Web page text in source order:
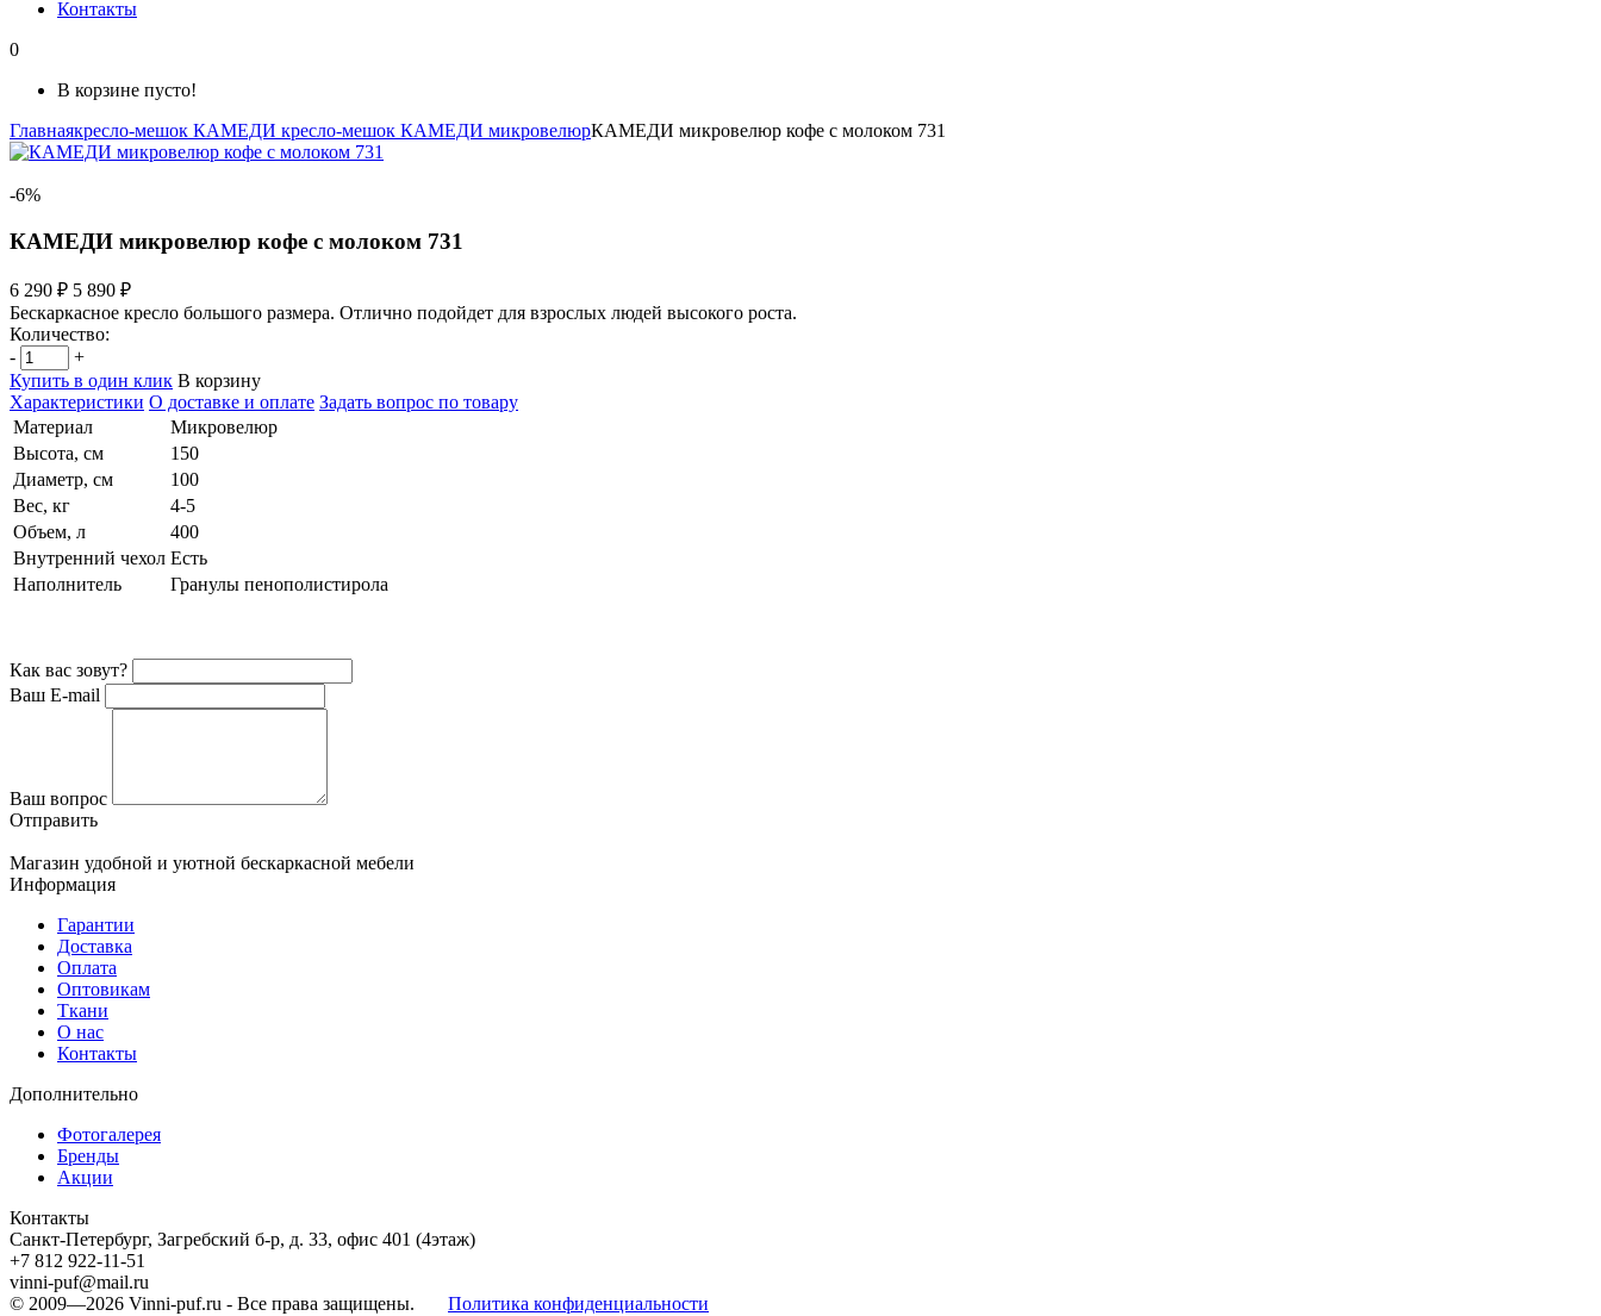
Контакты
0
В корзине пусто!
Главнаякресло-мешок КАМЕДИ кресло-мешок КАМЕДИ микровелюрКАМЕДИ микровелюр кофе с молоком 731
-6%
КАМЕДИ микровелюр кофе с молоком 731
6 290 ₽ 5 890 ₽
Бескаркасное кресло большого размера. Отлично подойдет для взрослых людей высокого роста.
Количество:
-
+
Купить в один клик В корзину
Характеристики О доставке и оплате Задать вопрос по товару
Материал
Микровелюр
Высота, см
150
Диаметр, см
100
Вес, кг
4-5
Объем, л
400
Внутренний чехол Есть
Наполнитель
Гранулы пенополистирола
Как вас зовут?
Ваш E-mail
Ваш вопрос
Отправить
Магазин удобной и уютной бескаркасной мебели
Информация
Гарантии
Доставка
Оплата
Оптовикам
Ткани
О нас
Контакты
Дополнительно
Фотогалерея
Бренды
Акции
Контакты
Санкт-Петербург, Загребский б-р, д. 33, офис 401 (4этаж)
+7 812 922-11-51
vinni-puf@mail.ru
© 2009—2026 Vinni-puf.ru - Все права защищены. Политика конфиденциальности